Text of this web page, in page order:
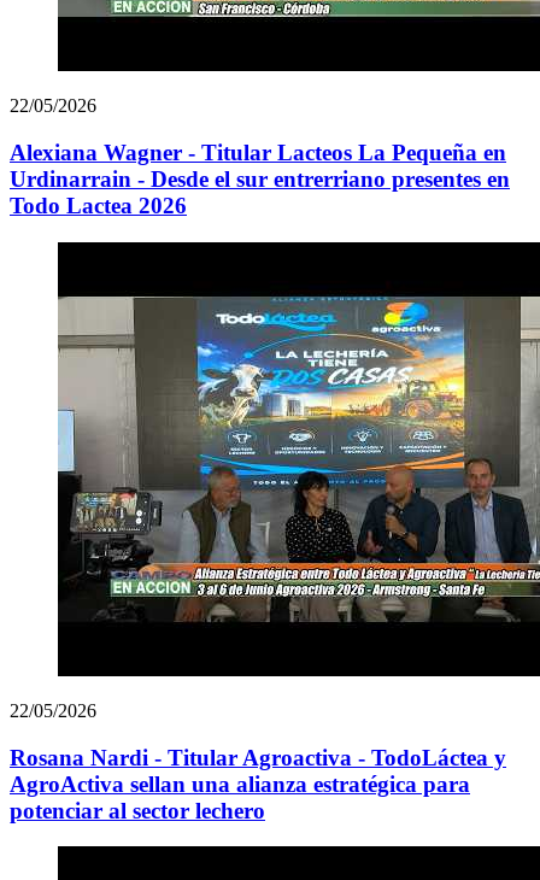
22/05/2026
Alexiana Wagner - Titular Lacteos La Pequeña en
Urdinarrain - Desde el sur entrerriano presentes en
Todo Lactea 2026
22/05/2026
Rosana Nardi - Titular Agroactiva - TodoLáctea y
AgroActiva sellan una alianza estratégica para
potenciar al sector lechero